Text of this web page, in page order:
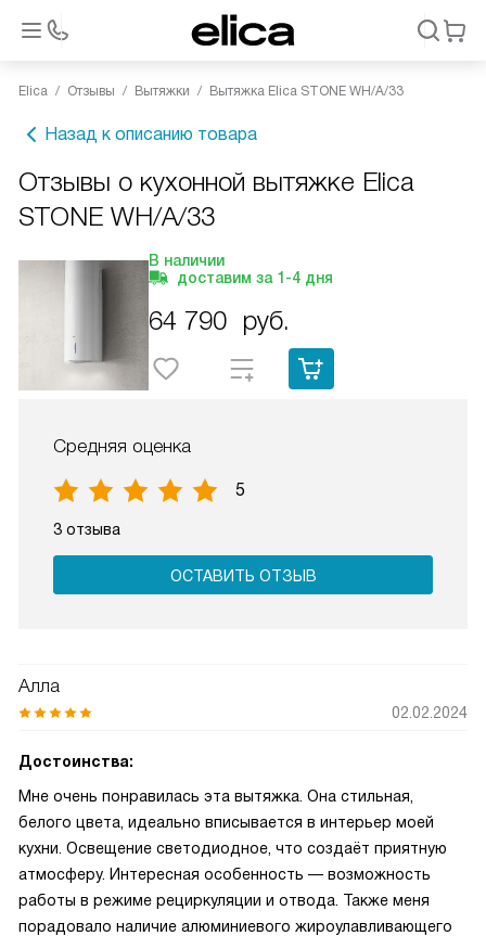
Elica Отзывы Вытяжки Вытяжка Elica STONE WH/A/33
Назад к описанию товара
Отзывы о кухонной вытяжке Elica
STONE WH/A/33
В наличии
доставим за 1-4 дня
64 790 руб.
Средняя оценка
5
3 отзыва
ОСТАВИТЬ ОТЗЫВ
Алла
02.02.2024
Достоинства:
Мне очень понравилась эта вытяжка. Она стильная,
белого цвета, идеально вписывается в интерьер моей
кухни. Освещение светодиодное, что создаёт приятную
атмосферу. Интересная особенность — возможность
работы в режиме рециркуляции и отвода. Также меня
порадовало наличие алюминиевого жироулавливающего